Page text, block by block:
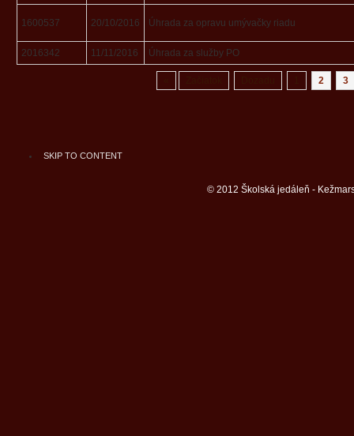
1600537 20/10/2016 Úhrada za opravu umývačky riadu
2016342 11/11/2016 Úhrada za služby PO
2 3
SKIP TO CONTENT
© 2012 Školská jedáleň -